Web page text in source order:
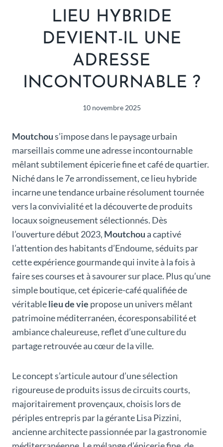
LIEU HYBRIDE
DEVIENT-IL UNE
ADRESSE
INCONTOURNABLE ?
10 novembre 2025
Moutchous’impose dans le paysage urbain
marseillais comme une adresse incontournable
mêlant subtilement épicerie fine et café de quartier.
Niché dans le 7e arrondissement, ce lieu hybride
incarne une tendance urbaine résolument tournée
vers la convivialité et la découverte de produits
locaux soigneusement sélectionnés. Dès
l’ouverture début 2023, Moutchoua captivé
l’attention des habitants d’Endoume, séduits par
cette expérience gourmande qui invite à la fois à
faire ses courses et à savourer sur place. Plus qu’une
simple boutique, cet épicerie-café qualifiée de
véritablelieu de vie propose un univers mêlant
patrimoine méditerranéen, écoresponsabilité et
ambiance chaleureuse, reflet d’une culture du
partage retrouvée au cœur de la ville.
Le concept s’articule autour d’une sélection
rigoureuse de produits issus de circuits courts,
majoritairement provençaux, choisis lors de
périples entrepris par la gérante Lisa Pizzini,
ancienne architecte passionnée par la gastronomie